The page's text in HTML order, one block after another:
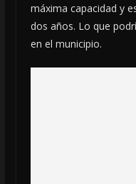
máxima capacidad y
dos años. Lo que
en el municipio.